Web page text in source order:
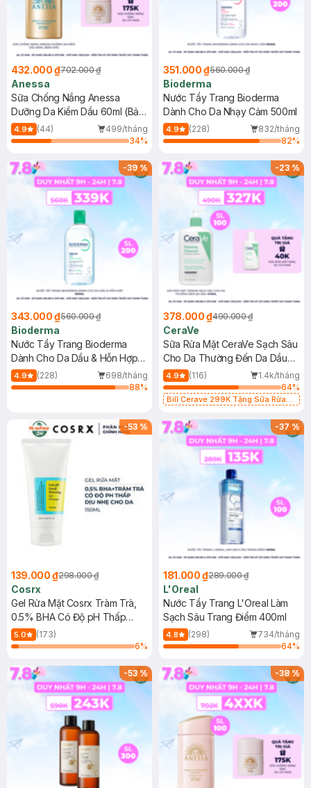
432.000 ₫702.000 ₫
Anessa
Sữa Chống Nắng Anessa
Dưỡng Da Kiềm Dầu 60ml (Bản
Mới)
4.9 (44)
499/tháng
34%
351.000 ₫560.000 ₫
Bioderma
Nước Tẩy Trang Bioderma
Dành Cho Da Nhạy Cảm 500ml
4.9 (228)
832/tháng
82%
-39%
343.000 ₫560.000 ₫
Bioderma
Nước Tẩy Trang Bioderma
Dành Cho Da Dầu & Hỗn Hợp
500ml
4.9 (228)
698/tháng
88%
-23%
378.000 ₫490.000 ₫
CeraVe
Sữa Rửa Mặt CeraVe Sạch Sâu
Cho Da Thường Đến Da Dầu
473ml
4.9 (116)
1.4k/tháng
64%
Bill Cerave 299K Tặng Sữa Rửa
-53 %
139.000 ₫298.000 ₫
Cosrx
Gel Rửa Mặt Cosrx Tràm Trà,
0.5% BHA Có Độ pH Thấp
150ml
5.0
(173)
6%
-37%
181.000 ₫289.000 ₫
L'Oreal
Nước Tẩy Trang L'Oreal Làm
Sạch Sâu Trang Điểm 400ml
4.8 (298)
734/tháng
64%
-53% -38%